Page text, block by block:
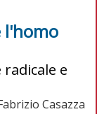
l'homo
e
Casazza